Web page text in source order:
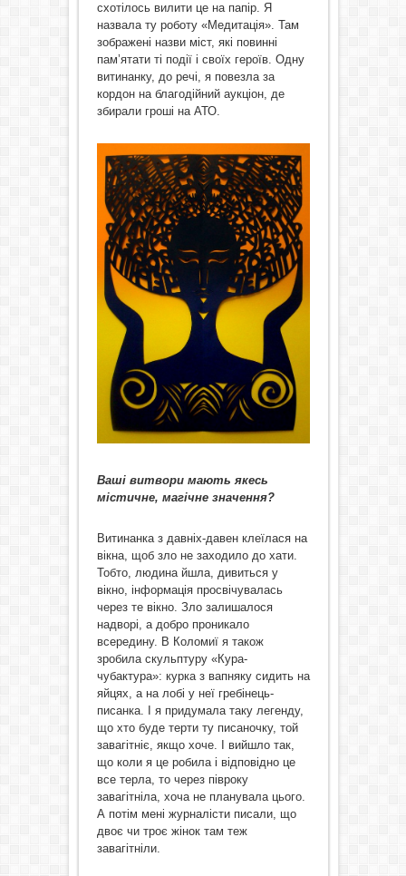
схотілось вилити це на папір. Я
назвала ту роботу «Медитація». Там
зображені назви міст, які повинні
пам’ятати ті події і своїх героїв. Одну
витинанку, до речі, я повезла за
кордон на благодійний аукціон, де
збирали гроші на АТО.
Ваші витвори мають якесь
містичне, магічне значення?
Витинанка з давніх-давен клеїлася на
вікна, щоб зло не заходило до хати.
Тобто, людина йшла, дивиться у
вікно, інформація просвічувалась
через те вікно. Зло залишалося
надворі, а добро проникало
всередину. В Коломиї я також
зробила скульптуру «Кура-
чубактура»: курка з вапняку сидить на
яйцях, а на лобі у неї гребінець-
писанка. І я придумала таку легенду,
що хто буде терти ту писаночку, той
завагітніє, якщо хоче. І вийшло так,
що коли я це робила і відповідно це
все терла, то через півроку
завагітніла, хоча не планувала цього.
А потім мені журналісти писали, що
двоє чи троє жінок там теж
завагітніли.